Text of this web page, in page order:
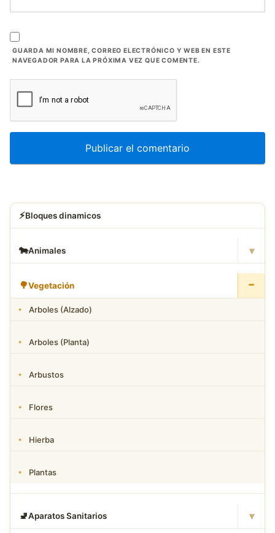
GUARDA MI NOMBRE, CORREO ELECTRÓNICO Y WEB EN ESTE
NAVEGADOR PARA LA PRÓXIMA VEZ QUE COMENTE.
⚡Bloques dinamicos
🐄Animales ▾
🌳Vegetación −
Arboles (Alzado)
Arboles (Planta)
Arbustos
Flores
Hierba
Plantas
🚽Aparatos Sanitarios ▾